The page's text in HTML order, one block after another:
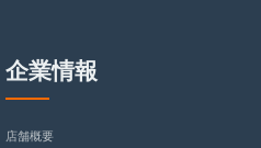
企業情報
店舗概要